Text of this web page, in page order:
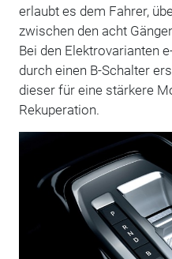
erlaubt es dem Fahrer,
zwischen den acht
Bei den Elektrovarianten
durch einen B-Schalter
dieser für eine stärkere
Rekuperation.